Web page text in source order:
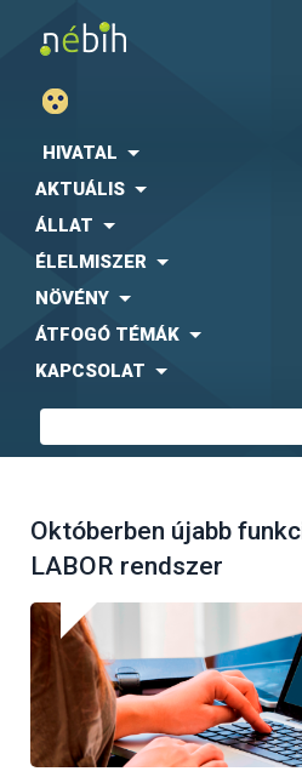
HIVATAL
AKTUÁLIS
ÁLLAT
ÉLELMISZER
NÖVÉNY
ÁTFOGÓ TÉMÁK
KAPCSOLAT
Októberben újabb
LABOR rendszer